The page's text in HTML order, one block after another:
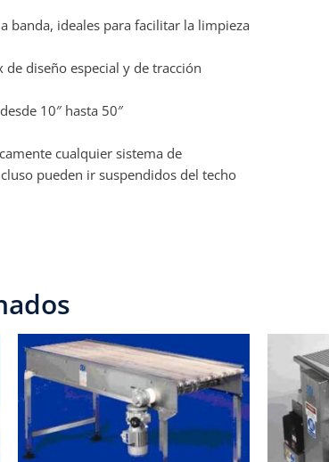
banda, ideales para facilitar la limpieza
de diseño especial y de tracción
10″ hasta 50″
cualquier sistema de
pueden ir suspendidos del techo